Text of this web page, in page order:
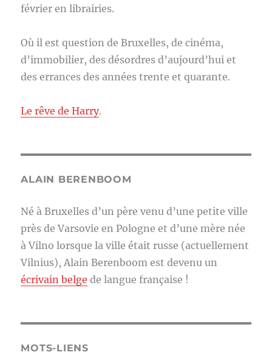
février en librairies.
Où il est question de Bruxelles, de cinéma,
d’immobilier, des désordres d’aujourd’hui et
des errances des années trente et quarante.
Le rêve de Harry.
ALAIN BERENBOOM
Né à Bruxelles d’un père venu d’une petite ville
près de Varsovie en Pologne et d’une mère née
à Vilno lorsque la ville était russe (actuellement
Vilnius), Alain Berenboom est devenu un
écrivain belge de langue française !
MOTS-LIENS